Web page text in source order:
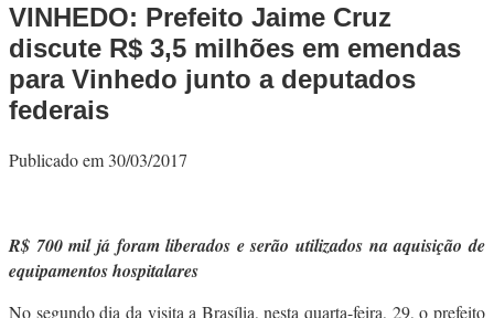
VINHEDO: Prefeito Jaime Cruz
discute R$ 3,5 milhões em emendas
para Vinhedo junto a deputados
federais
Publicado em 30/03/2017
R$ 700 mil já foram liberados e serão utilizados na aquisição de
equipamentos hospitalares
No segundo dia da visita a Brasília, nesta quarta-feira, 29, o prefeito